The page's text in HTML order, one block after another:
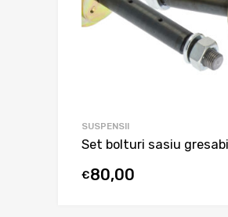
SUSPENSII
Set bolturi sasiu
€80,00